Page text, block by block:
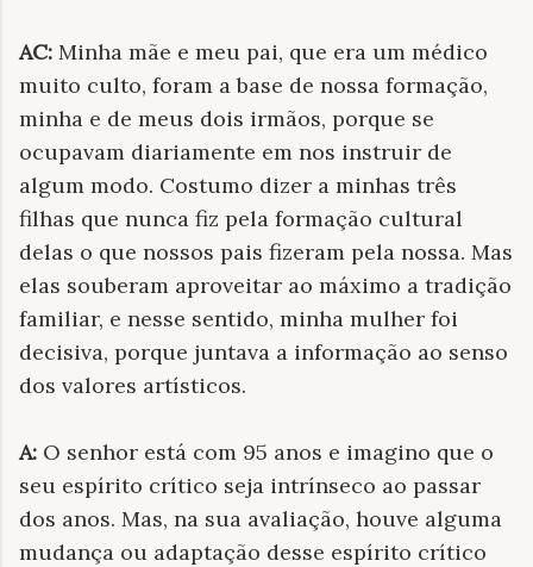
AC: Minha mãe e meu pai, que era um médico
muito culto, foram a base de nossa formação,
minha e de meus dois irmãos, porque se
ocupavam diariamente em nos instruir de
algum modo. Costumo dizer a minhas três
filhas que nunca fiz pela formação cultural
delas o que nossos pais fizeram pela nossa. Mas
elas souberam aproveitar ao máximo a tradição
familiar, e nesse sentido, minha mulher foi
decisiva, porque juntava a informação ao senso
dos valores artísticos.
A: O senhor está com 95 anos e imagino que o
seu espírito crítico seja intrínseco ao passar
dos anos. Mas, na sua avaliação, houve alguma
mudança ou adaptação desse espírito crítico